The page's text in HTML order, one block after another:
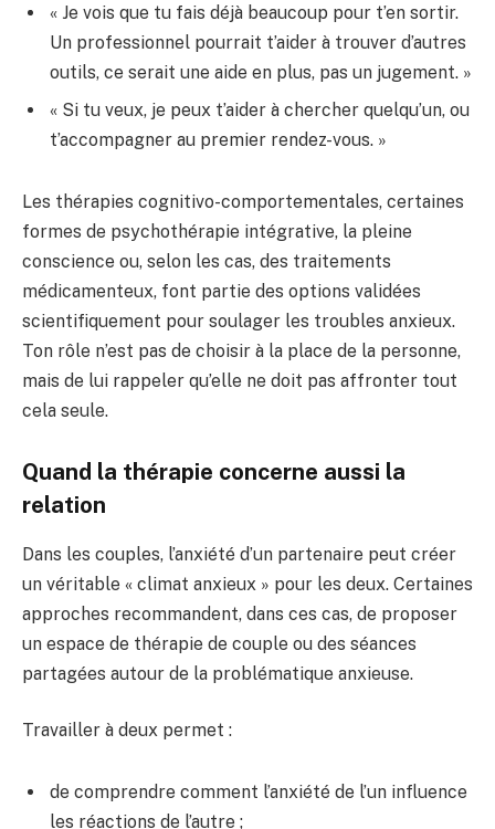
« Je vois que tu fais déjà beaucoup pour t’en sortir.
Un professionnel pourrait t’aider à trouver d’autres
outils, ce serait une aide en plus, pas un jugement. »
« Si tu veux, je peux t’aider à chercher quelqu’un, ou
t’accompagner au premier rendez-vous. »
Les thérapies cognitivo-comportementales, certaines
formes de psychothérapie intégrative, la pleine
conscience ou, selon les cas, des traitements
médicamenteux, font partie des options validées
scientifiquement pour soulager les troubles anxieux.
Ton rôle n’est pas de choisir à la place de la personne,
mais de lui rappeler qu’elle ne doit pas affronter tout
cela seule.
Quand la thérapie concerne aussi la
relation
Dans les couples, l’anxiété d’un partenaire peut créer
un véritable « climat anxieux » pour les deux. Certaines
approches recommandent, dans ces cas, de proposer
un espace de thérapie de couple ou des séances
partagées autour de la problématique anxieuse.
Travailler à deux permet :
de comprendre comment l’anxiété de l’un influence
les réactions de l’autre ;